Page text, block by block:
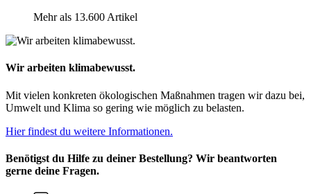
Mehr als 13.600 Artikel
Wir arbeiten klimabewusst.
Mit vielen konkreten ökologischen Maßnahmen tragen wir dazu bei,
Umwelt und Klima so gering wie möglich zu belasten.
Hier findest du weitere Informationen.
Benötigst du Hilfe zu deiner Bestellung? Wir beantworten
gerne deine Fragen.